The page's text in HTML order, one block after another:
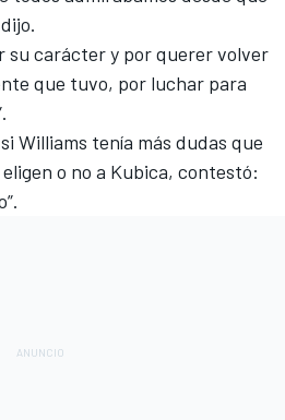
su carácter y por querer volver
que tuvo, por luchar para
Williams tenía más dudas que
o no a Kubica, contestó: